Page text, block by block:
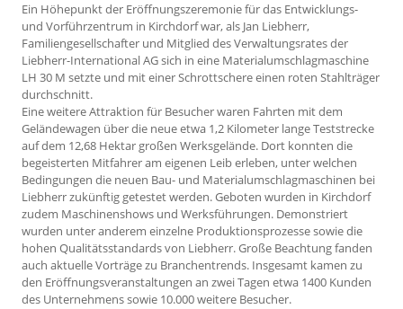
Ein Höhepunkt der Eröffnungszeremonie für das Entwicklungs-
und Vorführzentrum in Kirchdorf war, als Jan Liebherr,
Familiengesellschafter und Mitglied des Verwaltungsrates der
Liebherr-International AG sich in eine Materialumschlagmaschine
LH 30 M setzte und mit einer Schrottschere einen roten Stahlträger
durchschnitt.
Eine weitere Attraktion für Besucher waren Fahrten mit dem
Geländewagen über die neue etwa 1,2 Kilometer lange Teststrecke
auf dem 12,68 Hektar großen Werksgelände. Dort konnten die
begeisterten Mitfahrer am eigenen Leib erleben, unter welchen
Bedingungen die neuen Bau- und Materialumschlagmaschinen bei
Liebherr zukünftig getestet werden. Geboten wurden in Kirchdorf
zudem Maschinenshows und Werksführungen. Demonstriert
wurden unter anderem einzelne Produktionsprozesse sowie die
hohen Qualitätsstandards von Liebherr. Große Beachtung fanden
auch aktuelle Vorträge zu Branchentrends. Insgesamt kamen zu
den Eröffnungsveranstaltungen an zwei Tagen etwa 1400 Kunden
des Unternehmens sowie 10.000 weitere Besucher.